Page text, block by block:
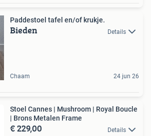
Paddestoel tafel en/of krukje.
Bieden Details
Chaam 24 jun 26
Stoel Cannes | Mushroom | Royal Boucle
| Brons Metalen Frame
€ 229,00 Details